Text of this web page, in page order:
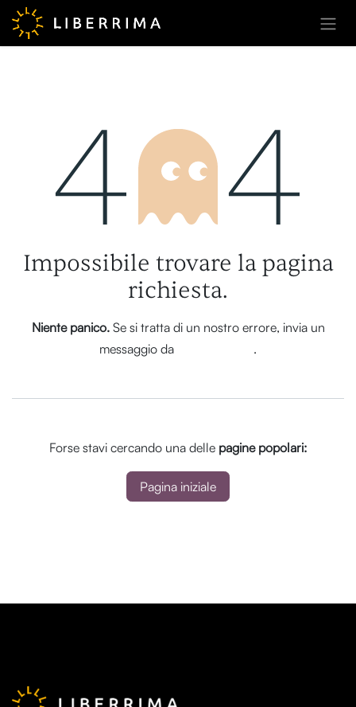
Passa al contenuto
Errore 404
Impossibile trovare la pagina
richiesta.
Niente panico.Se si tratta di un nostro errore, invia un
messaggio da
.
Forse stavi cercando una delle pagine popolari:
Pagina iniziale